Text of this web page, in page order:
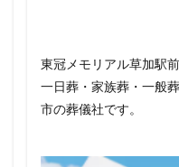
東冠メモリアル草加駅
一日葬・家族葬・一般
市の葬儀社です。